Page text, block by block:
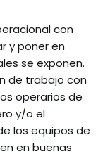
con
y poner en
se exponen.
de trabajo con
operarios de
y/o el
los equipos de
en buenas